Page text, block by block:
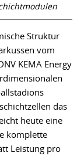
Struktur
vom
KEMA Energy
das
heute eine
komplette
Leistung pro